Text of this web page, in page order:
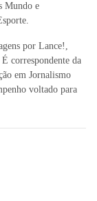
Mundo e
por Lance!,
correspondente da
em Jornalismo
voltado para